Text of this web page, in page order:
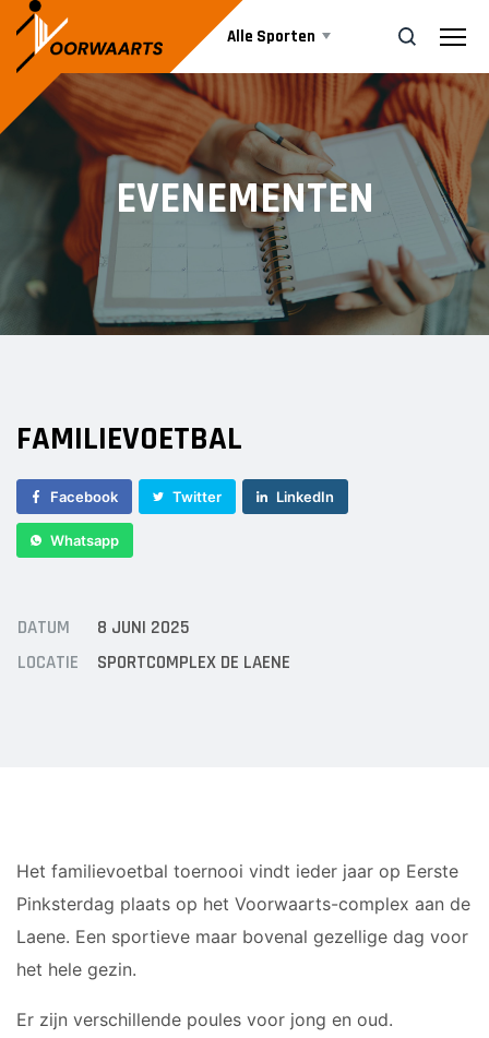
Alle Sporten
Nieuws
Events
Business
Vrijwilliger worden
Sponsor worden
ZOEK
EVENEMENTEN
FAMILIEVOETBAL
Facebook Twitter LinkedIn
Whatsapp
DATUM
8 JUNI 2025
LOCATIE
SPORTCOMPLEX DE LAENE
Het familievoetbal toernooi vindt ieder jaar op Eerste
Pinksterdag plaats op het Voorwaarts-complex aan de
Laene. Een sportieve maar bovenal gezellige dag voor
het hele gezin.
Er zijn verschillende poules voor jong en oud.